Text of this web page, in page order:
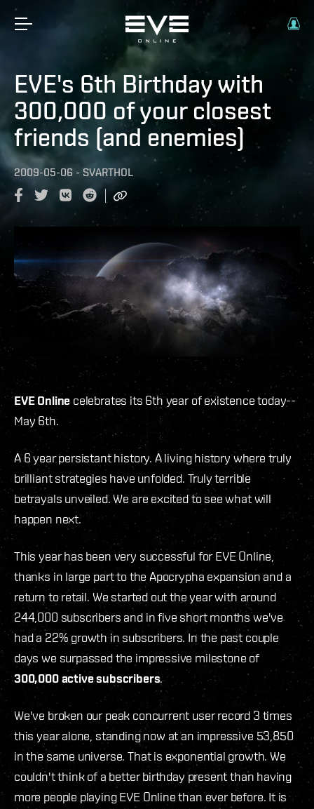
EVE's 6th Birthday with
300,000 of your closest
friends (and enemies)
2009-05-06 - SVARTHOL
EVE Online celebrates its 6th year of existencetoday--
May 6th.
A 6 year persistant history. A living history where truly
brilliant strategies have unfolded. Truly terrible
betrayals unveiled. We are excited to see what will
happen next.
This year has been very successful for EVE Online,
thanks in large part to the Apocrypha expansion and a
return to retail. We started out the year with around
244,000 subscribers and in five short months we've
had a 22% growth in subscribers. In the past couple
days we surpassed the impressive milestone of
300,000 active subscribers.
We've broken our peak concurrent user record 3 times
this year alone, standing now at an impressive 53,850
in the same universe. That is exponential growth. We
couldn't think of a better birthday present than having
more people playing EVE Online than ever before. It is